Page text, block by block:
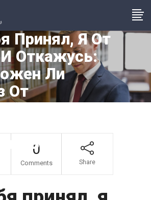
Принял, Я От
Откажусь:
Ли
От
0
Comments Share